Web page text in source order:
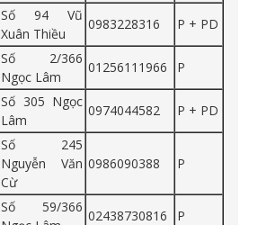
Số 94 Vũ
Xuân Thiều
0983228316 P + PD
Số 2/366
Ngọc Lâm
01256111966 P
Số 305 Ngọc
Lâm
0974044582 P + PD
Số 245
Nguyễn Văn
Cừ
0986090388 P
Số 59/366
02438730816 P